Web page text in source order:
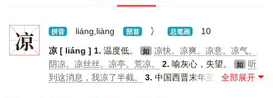
凉 拼音 liáng,liàng 部首 冫 总笔画
10
凉 [ liáng ] 1. 温度低。 如
凉快。凉爽。凉意。凉气。
阴凉。凉丝丝。凉亭。荒凉。
2. 喻灰心，失望。 如
听
到这消息，我凉了半截。
3. 中国西晋末年至北魏，各族